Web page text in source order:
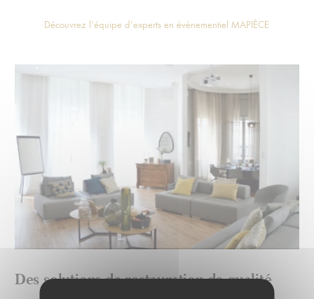
Découvrez l’équipe d’experts en évènementiel MAPIÈCE
Des solutions de restauration de qualité